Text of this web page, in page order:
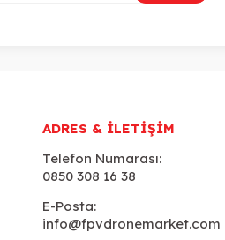
ADRES & İLETIŞIM
Telefon Numarası:
0850 308 16 38
E-Posta:
info@fpvdronemarket.com